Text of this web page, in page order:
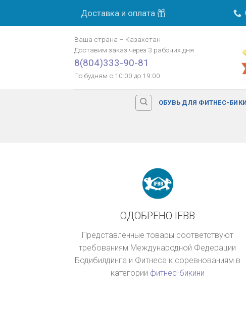
Доставка и оплата
Ваша страна – Казахстан
Доставим заказ через 3 рабочих дня
8(804)333-90-81
По будням с 10:00 до 19:00
ОБУВЬ ДЛЯ ФИТНЕС-
ОДОБРЕНО IFBB
Представленные товары соответствуют
требованиям Международной Федерации
Бодибилдинга и Фитнеса к соревнованиям в
категории фитнес-бикини
МОСКВА
Оплата картой банка